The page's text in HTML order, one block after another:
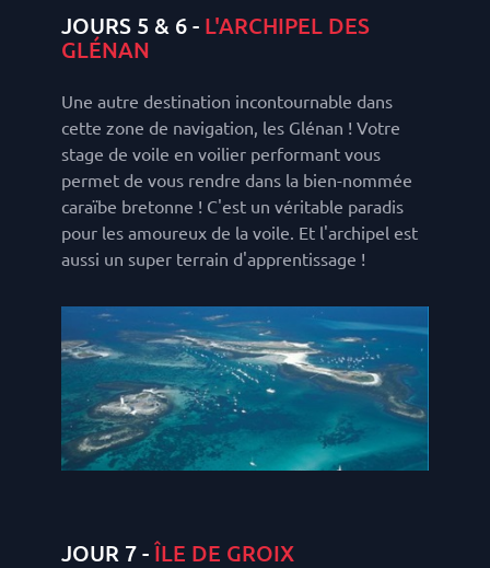
JOURS 5 & 6 - L'ARCHIPEL DES
GLÉNAN
Une autre destination incontournable dans
cette zone de navigation, les Glénan ! Votre
stage de voile en voilier performant vous
permet de vous rendre dans la bien-nommée
caraïbe bretonne ! C'est un véritable paradis
pour les amoureux de la voile. Et l'archipel est
aussi un super terrain d'apprentissage !
JOUR 7 -ÎLE DE GROIX